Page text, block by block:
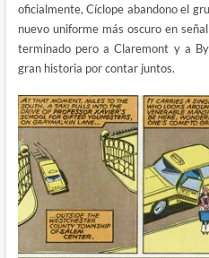
oficialmente,Cíclope abandono el
nuevo uniforme más oscuro en
terminado pero a Claremont y a
gran historia por contar juntos.